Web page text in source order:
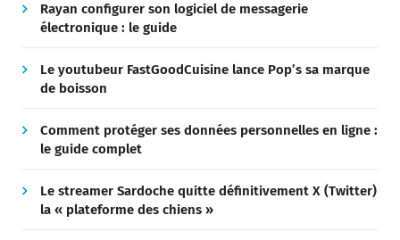
Rayan configurer son logiciel de messagerie
électronique : le guide
Le youtubeur FastGoodCuisine lance Pop’s sa marque
de boisson
Comment protéger ses données personnelles en ligne :
le guide complet
Le streamer Sardoche quitte définitivement X (Twitter)
la « plateforme des chiens »